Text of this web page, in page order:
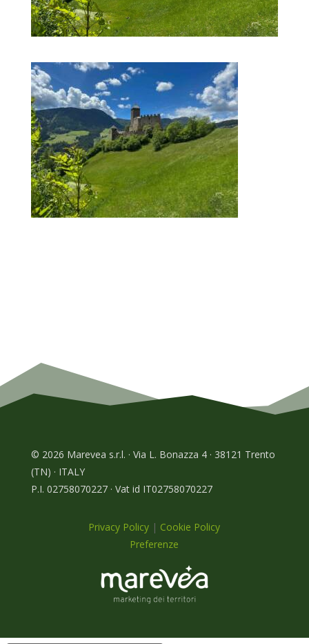
© 2026 Marevea s.r.l. · Via L. Bonazza 4 · 38121 Trento
(TN) · ITALY
P.I. 02758070227 · Vat id IT02758070227
Privacy Policy | Cookie Policy
Preferenze